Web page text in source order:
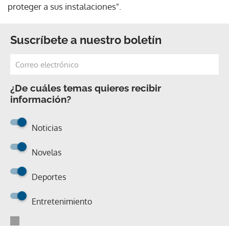
proteger a sus instalaciones".
Suscríbete a nuestro boletín
¿De cuáles temas quieres recibir
información?
Noticias
Novelas
Deportes
Entretenimiento